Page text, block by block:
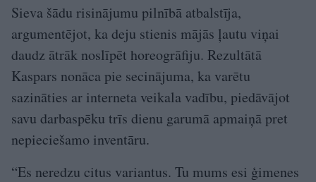
Sieva šādu risinājumu pilnībā atbalstīja,
argumentējot, ka deju stienis mājās ļautu viņai
daudz ātrāk noslīpēt horeogrāfiju. Rezultātā
Kaspars nonāca pie secinājuma, ka varētu
sazināties ar interneta veikala vadību, piedāvājot
savu darbaspēku trīs dienu garumā apmaiņā pret
nepieciešamo inventāru.
“Es neredzu citus variantus. Tu mums esi ģimenes